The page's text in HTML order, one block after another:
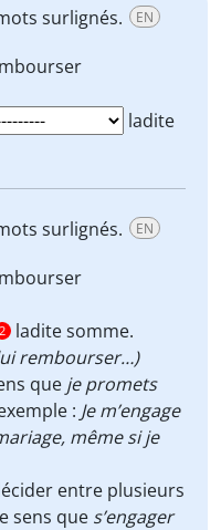
surlignés. EN
ladite
surlignés. EN
2 ladite somme.
lui rembourser…)
que je promets
: Je m’engage
même si je
entre plusieurs
sens que s’engager